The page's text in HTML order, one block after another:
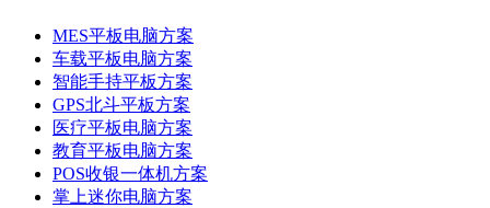
MES平板电脑方案
车载平板电脑方案
智能手持平板方案
GPS北斗平板方案
医疗平板电脑方案
教育平板电脑方案
POS收银一体机方案
掌上迷你电脑方案